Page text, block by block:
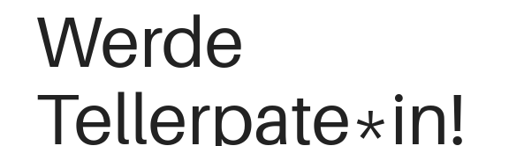
Werde
Tellerpate*in!